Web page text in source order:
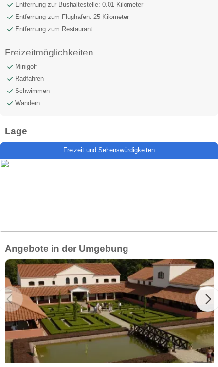
Entfernung zur Bushaltestelle: 0.01 Kilometer
Entfernung zum Flughafen: 25 Kilometer
Entfernung zum Restaurant
Freizeitmöglichkeiten
Minigolf
Radfahren
Schwimmen
Wandern
Lage
Freizeit und Sehenswürdigkeiten
Angebote in der Umgebung